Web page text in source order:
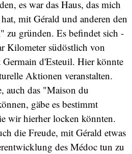
es war das Haus, das mich
mit Gérald und anderen den
zu gründen. Es befindet sich -
Kilometer südöstlich von
d'Esteuil. Hier könnte
Aktionen veranstalten.
auch das "Maison du
gäbe es bestimmt
wir hierher locken könnten.
die Freude, mit Gérald etwas
des Médoc tun zu